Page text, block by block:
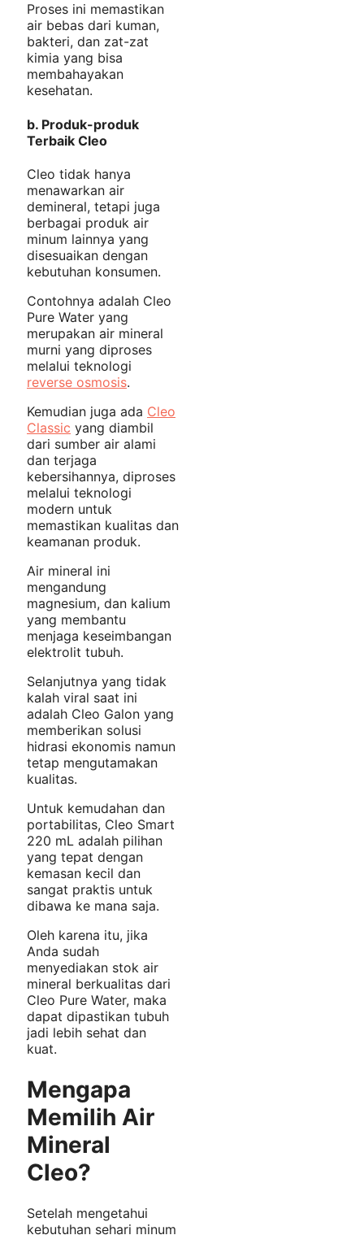
Proses ini memastikan
air bebas dari kuman,
bakteri, dan zat-zat
kimia yang bisa
membahayakan
kesehatan.
b. Produk-produk
Terbaik Cleo
Cleo tidak hanya
menawarkan air
demineral, tetapi juga
berbagai produk air
minum lainnya yang
disesuaikan dengan
kebutuhan konsumen.
Contohnya adalah Cleo
Pure Water yang
merupakan air mineral
murni yang diproses
melalui teknologi
reverse osmosis.
Kemudian juga ada Cleo
Classic yang diambil
dari sumber air alami
dan terjaga
kebersihannya, diproses
melalui teknologi
modern untuk
memastikan kualitas dan
keamanan produk.
Air mineral ini
mengandung
magnesium, dan kalium
yang membantu
menjaga keseimbangan
elektrolit tubuh.
Selanjutnya yang tidak
kalah viral saat ini
adalah Cleo Galon yang
memberikan solusi
hidrasi ekonomis namun
tetap mengutamakan
kualitas.
Untuk kemudahan dan
portabilitas, Cleo Smart
220 mL adalah pilihan
yang tepat dengan
kemasan kecil dan
sangat praktis untuk
dibawa ke mana saja.
Oleh karena itu, jika
Anda sudah
menyediakan stok air
mineral berkualitas dari
Cleo Pure Water, maka
dapat dipastikan tubuh
jadi lebih sehat dan
kuat.
Mengapa
Memilih Air
Mineral
Cleo?
Setelah mengetahui
kebutuhan sehari minum